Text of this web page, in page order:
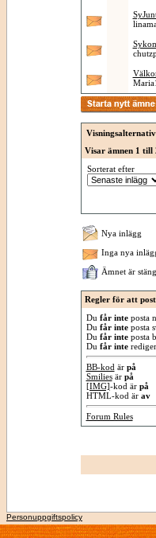
Visningsalternativ
Visar ämnen 1 till
Sorterat efter
Nya inlägg
Inga nya
Ämnet är
Regler för att
Du får inteposta
Du får inteposta
Du får inteposta
Du får inte
BB-kod är på
Smiliesär på
[IMG]-kod är på
HTML-kod är av
Forum Rules
Personuppgiftspolicy